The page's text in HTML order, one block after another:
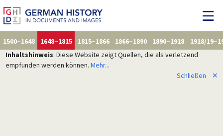
1500–1648 1648–1815 1815–1866 1866–1890 1890–1918
1918/
Inhaltshinweis: Diese Website zeigt Quellen, die als verletzend
empfunden werden können. Mehr...
Schließen
✕